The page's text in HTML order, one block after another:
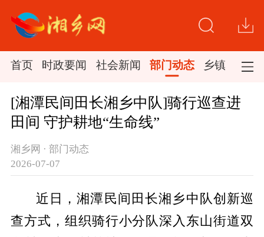
首页 时政要闻 社会新闻 部门动态 乡镇新闻
[湘潭民间田长湘乡中队]骑行巡查进
田间 守护耕地“生命线”
湘乡网 · 部门动态
2026-07-07
近日，湘潭民间田长湘乡中队创新巡
查方式，组织骑行小分队深入东山街道双